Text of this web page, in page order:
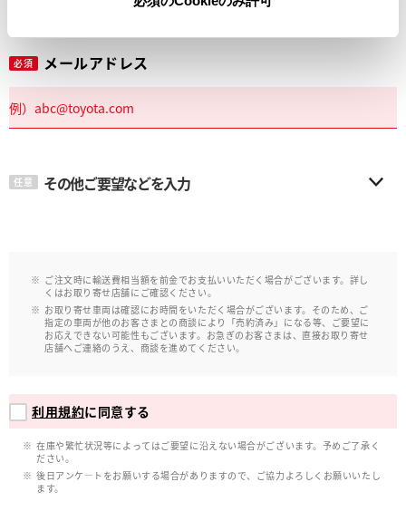
必須 メールアドレス
任意 その他ご要望などを入力
ご注文時に輸送費相当額を前金でお支払いいただく場合がございます。詳し
くはお取り寄せ店舗にご確認ください。
お取り寄せ車両は確認にお時間をいただく場合がございます。そのため、ご
指定の車両が他のお客さまとの商談により「売約済み」になる等、ご要望に
お応えできない可能性もございます。お急ぎのお客さまは、直接お取り寄せ
店舗へご連絡のうえ、商談を進めてください。
利用規約に同意する
在庫や繁忙状況等によってはご要望に沿えない場合がございます。予めご了承く
ださい。
後日アンケ―トをお願いする場合がありますので、ご協力よろしくお願いいたし
ます。